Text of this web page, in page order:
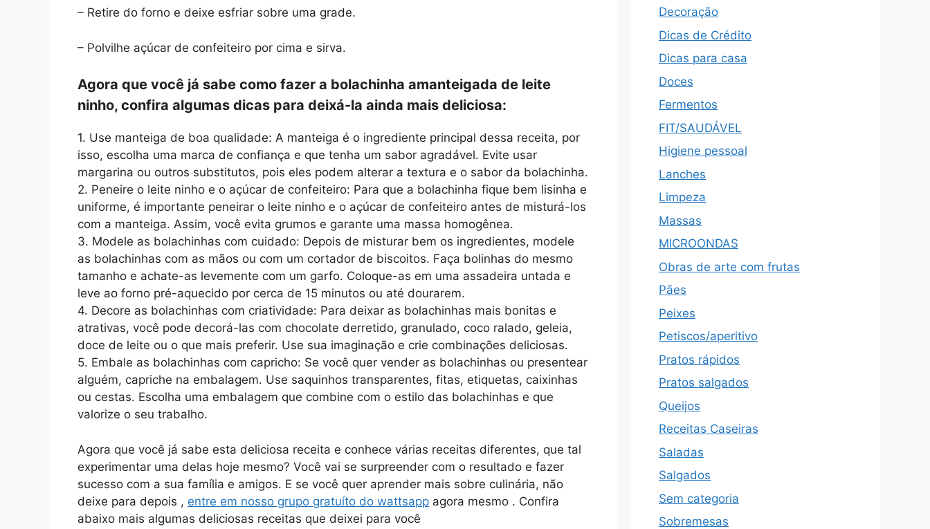
– Retire do forno e deixe esfriar sobre uma grade.
– Polvilhe açúcar de confeiteiro por cima e sirva.
Agora que você já sabe como fazer a bolachinha amanteigada de leite
ninho, confira algumas dicas para deixá-la ainda mais deliciosa:
1. Use manteiga de boa qualidade: A manteiga é o ingrediente principal dessa receita, por
isso, escolha uma marca de confiança e que tenha um sabor agradável. Evite usar
margarina ou outros substitutos, pois eles podem alterar a textura e o sabor da bolachinha.
2. Peneire o leite ninho e o açúcar de confeiteiro: Para que a bolachinha fique bem lisinha e
uniforme, é importante peneirar o leite ninho e o açúcar de confeiteiro antes de misturá-los
com a manteiga. Assim, você evita grumos e garante uma massa homogênea.
3. Modele as bolachinhas com cuidado: Depois de misturar bem os ingredientes, modele
as bolachinhas com as mãos ou com um cortador de biscoitos. Faça bolinhas do mesmo
tamanho e achate-as levemente com um garfo. Coloque-as em uma assadeira untada e
leve ao forno pré-aquecido por cerca de 15 minutos ou até dourarem.
4. Decore as bolachinhas com criatividade: Para deixar as bolachinhas mais bonitas e
atrativas, você pode decorá-las com chocolate derretido, granulado, coco ralado, geleia,
doce de leite ou o que mais preferir. Use sua imaginação e crie combinações deliciosas.
5. Embale as bolachinhas com capricho: Se você quer vender as bolachinhas ou presentear
alguém, capriche na embalagem. Use saquinhos transparentes, fitas, etiquetas, caixinhas
ou cestas. Escolha uma embalagem que combine com o estilo das bolachinhas e que
valorize o seu trabalho.
Agora que você já sabe esta deliciosa receita e conhece várias receitas diferentes, que tal
experimentar uma delas hoje mesmo? Você vai se surpreender com o resultado e fazer
sucesso com a sua família e amigos. E se você quer aprender mais sobre culinária, não
deixe para depois , entre em nosso grupo gratuíto do wattsapp agora mesmo . Confira
abaixo mais algumas deliciosas receitas que deixei para você
Decoração
Dicas de Crédito
Dicas para casa
Doces
Fermentos
FIT/SAUDÁVEL
Higiene pessoal
Lanches
Limpeza
Massas
MICROONDAS
Obras de arte com frutas
Pães
Peixes
Petiscos/aperitivo
Pratos rápidos
Pratos salgados
Queijos
Receitas Caseiras
Saladas
Salgados
Sem categoria
Sobremesas